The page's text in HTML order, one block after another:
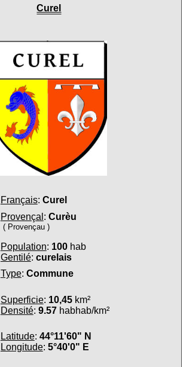
Curel
Français: Curel
Provençal : Curèu
( Provençau )
Population: 100hab
Gentilé: curelais
Type: Commune
Superficie: 10,45km²
Densité: 9.57habhab/km²
Latitude: 44°11'60" N
Longitude: 5°40'0" E